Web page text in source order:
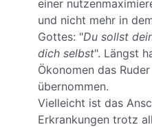
einer
und nicht mehr in
Gottes: "Du sollst
dich selbst". Längst
Ökonomen das
übernommen.
Vielleicht ist das
Erkrankungen trotz